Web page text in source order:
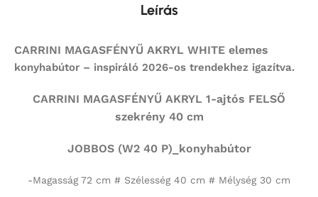
Leírás
CARRINI MAGASFÉNYŰ AKRYL WHITE elemes
konyhabútor – inspiráló 2026-os trendekhez igazítva.
CARRINI MAGASFÉNYŰ AKRYL 1-ajtós FELSŐ
szekrény 40 cm
JOBBOS (W2 40 P)_konyhabútor
-Magasság 72 cm # Szélesség 40 cm # Mélység 30 cm